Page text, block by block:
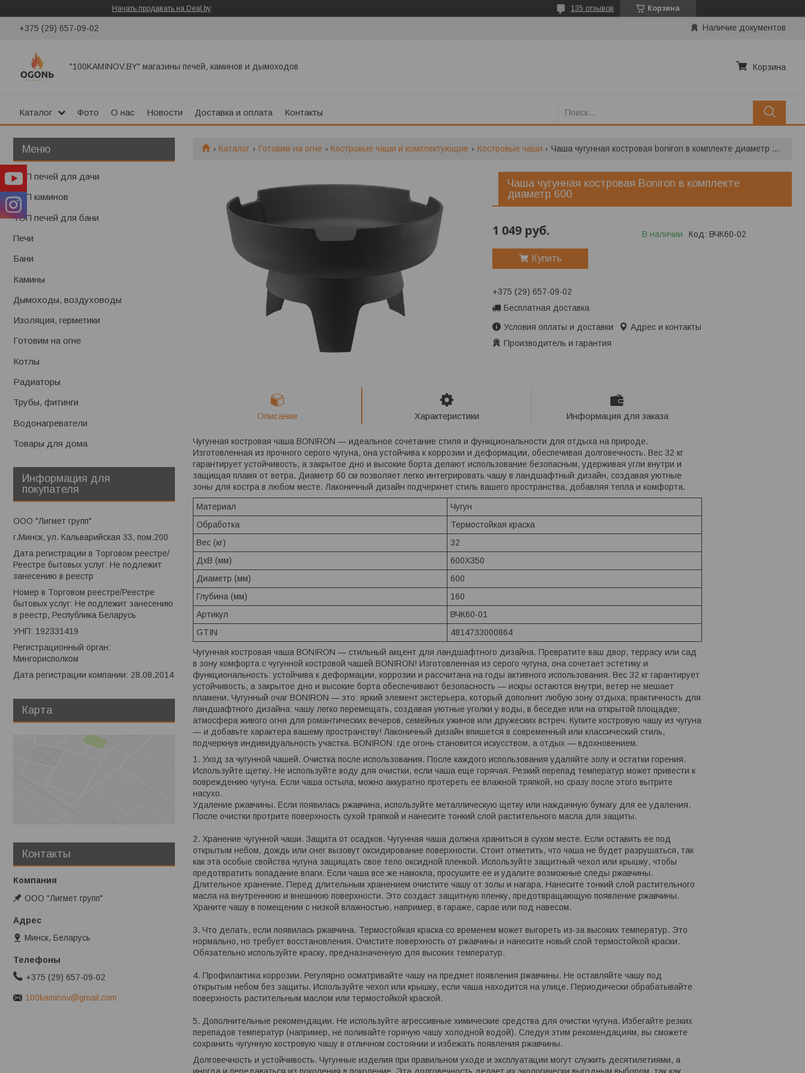
Начать продавать на Deal.by Корзина
135 отзывов
+375 (29) 657-09-02 Наличие документов
"100KAMINOV.BY" магазины печей, каминов и дымоходов Корзина
Каталог Фото О нас Новости Доставка и оплата Контакты
Каталог Готовим на огне Костровые чаши и комплектующие Костровые чаши Чаша чугунная костровая boniron в комплекте диаметр 600
Чаша чугунная костровая Boniron в комплекте
диаметр 600
1 049 руб. В наличии Код: ВЧК60-02
Купить
+375 (29) 657-09-02
Бесплатная доставка
Условия оплаты и доставки
Адрес и контакты
Производитель и гарантия
Описание Характеристики Информация для заказа
Чугунная костровая чаша BONIRON — идеальное сочетание стиля и функциональности для отдыха на природе.
Изготовленная из прочного серого чугуна, она устойчива к коррозии и деформации, обеспечивая долговечность. Вес 32 кг
гарантирует устойчивость, а закрытое дно и высокие борта делают использование безопасным, удерживая угли внутри и
защищая пламя от ветра. Диаметр 60 см позволяет легко интегрировать чашу в ландшафтный дизайн, создавая уютные
зоны для костра в любом месте. Лаконичный дизайн подчеркнет стиль вашего пространства, добавляя тепла и комфорта.
Материал
Чугун
Обработка
Термостойкая краска
Вес (кг)
32
ДхВ (мм​)
600X350
Диаметр (мм)
600
Глубина (мм)
160
Артикул
ВЧК60-01
GTIN
4814733000864
Чугунная костровая чаша BONIRON — стильный акцент для ландшафтного дизайна. Превратите ваш двор, террасу или сад
в зону комфорта с чугунной костровой чашей BONIRON! Изготовленная из серого чугуна, она сочетает эстетику и
функциональность: устойчива к деформации, коррозии и рассчитана на годы активного использования. Вес 32 кг гарантирует
устойчивость, а закрытое дно и высокие борта обеспечивают безопасность — искры остаются внутри, ветер не мешает
пламени. Чугунный очаг BONIRON — это: яркий элемент экстерьера, который дополнит любую зону отдыха; практичность для
ландшафтного дизайна: чашу легко перемещать, создавая уютные уголки у воды, в беседке или на открытой площадке;
атмосфера живого огня для романтических вечеров, семейных ужинов или дружеских встреч. Купите костровую чашу из чугуна
— и добавьте характера вашему пространству! Лаконичный дизайн впишется в современный или классический стиль,
подчеркнув индивидуальность участка. BONIRON: где огонь становится искусством, а отдых — вдохновением.
1. Уход за чугунной чашей. Очистка после использования. После каждого использования удаляйте золу и остатки горения.
Используйте щетку. Не используйте воду для очистки, если чаша еще горячая. Резкий перепад температур может привести к
повреждению чугуна. Если чаша остыла, можно аккуратно протереть ее влажной тряпкой, но сразу после этого вытрите
насухо.
Удаление ржавчины. Если появилась ржавчина, используйте металлическую щетку или наждачную бумагу для ее удаления.
После очистки протрите поверхность сухой тряпкой и нанесите тонкий слой растительного масла для защиты.
2. Хранение чугунной чаши. Защита от осадков. Чугунная чаша должна храниться в сухом месте. Если оставить ее под
открытым небом, дождь или снег вызовут оксидирование поверхности. Стоит отметить, что чаша не будет разрушаться, так
как эта особые свойства чугуна защищать свое тело оксидной пленкой. Используйте защитный чехол или крышку, чтобы
предотвратить попадание влаги. Если чаша все же намокла, просушите ее и удалите возможные следы ржавчины.
Длительное хранение. Перед длительным хранением очистите чашу от золы и нагара. Нанесите тонкий слой растительного
масла на внутреннюю и внешнюю поверхности. Это создаст защитную пленку, предотвращающую появление ржавчины.
Храните чашу в помещении с низкой влажностью, например, в гараже, сарае или под навесом.
3. Что делать, если появилась ржавчина. Термостойкая краска со временем может выгореть из-за высоких температур. Это
нормально, но требует восстановления. Очистите поверхность от ржавчины и нанесите новый слой термостойкой краски.
Обязательно используйте краску, предназначенную для высоких температур.
4. Профилактика коррозии. Регулярно осматривайте чашу на предмет появления ржавчины. Не оставляйте чашу под
открытым небом без защиты. Используйте чехол или крышку, если чаша находится на улице. Периодически обрабатывайте
поверхность растительным маслом или термостойкой краской.
5. Дополнительные рекомендации. Не используйте агрессивные химические средства для очистки чугуна. Избегайте резких
перепадов температур (например, не поливайте горячую чашу холодной водой). Следуя этим рекомендациям, вы сможете
сохранить чугунную костровую чашу в отличном состоянии и избежать появления ржавчины.
Долговечность и устойчивость. Чугунные изделия при правильном уходе и эксплуатации могут служить десятилетиями, а
ТОП печей для дачи
ТОП каминов
ТОП печей для бани
Печи
Бани
Камины
Дымоходы, воздуховоды
Изоляция, герметики
Готовим на огне
Котлы
Радиаторы
Трубы, фитинги
Водонагреватели
Товары для дома
Информация для
покупателя
ООО "Лигмет групп"
г.Минск, ул. Кальварийская 33, пом.200
Дата регистрации в Торговом реестре/
Реестре бытовых услуг: Не подлежит
занесению в реестр
Номер в Торговом реестре/Реестре
бытовых услуг: Не подлежит занесению
в реестр, Республика Беларусь
УНП: 192331419
Регистрационный орган:
Мингорисполком
Дата регистрации компании: 28.08.2014
Карта
Контакты
ООО "Лигмет групп"
Минск, Беларусь
+375 (29) 657-09-02
100kaminov@gmail.com